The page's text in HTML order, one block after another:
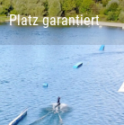
Platz garantiert